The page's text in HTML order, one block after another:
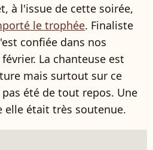
à l'issue de cette soirée,
le trophée. Finaliste
confiée dans nos
La chanteuse est
mais surtout sur ce
été de tout repos. Une
elle était très soutenue.